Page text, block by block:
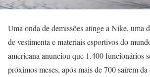
Uma onda de demissões atinge a Nike, uma
de vestimenta e materiais esportivos do
americana anunciou que 1.400 funcionários
próximos meses, após mais de 700 saírem